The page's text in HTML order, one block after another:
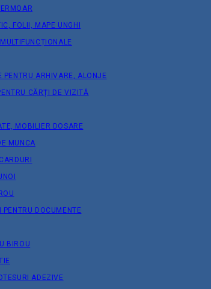
FOLII, MAPE UNGHI
PENTRU ARHIVARE, ALONJE
CĂRȚI DE VIZITĂ
MOBILIER DOSARE
MUNCA
DOCUMENTE
BIROU
ADEZIVE